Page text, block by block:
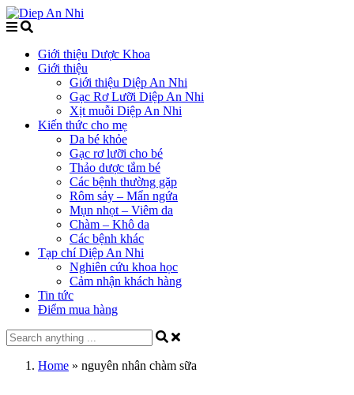
Giới thiệu Dược Khoa
Giới thiệu
Giới thiệu Diệp An Nhi
Gạc Rơ Lưỡi Diệp An Nhi
Xịt muỗi Diệp An Nhi
Kiến thức cho mẹ
Da bé khỏe
Gạc rơ lưỡi cho bé
Thảo dược tắm bé
Các bệnh thường gặp
Rôm sảy – Mẩn ngứa
Mụn nhọt – Viêm da
Chàm – Khô da
Các bệnh khác
Tạp chí Diệp An Nhi
Nghiên cứu khoa học
Cảm nhận khách hàng
Tin tức
Điểm mua hàng
Home » nguyên nhân chàm sữa